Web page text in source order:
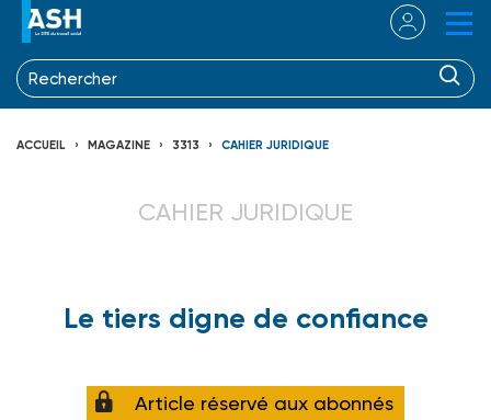
ACCUEIL MAGAZINE 3313 CAHIER JURIDIQUE
CAHIER JURIDIQUE
Le tiers digne de confiance
Article réservé aux abonnés